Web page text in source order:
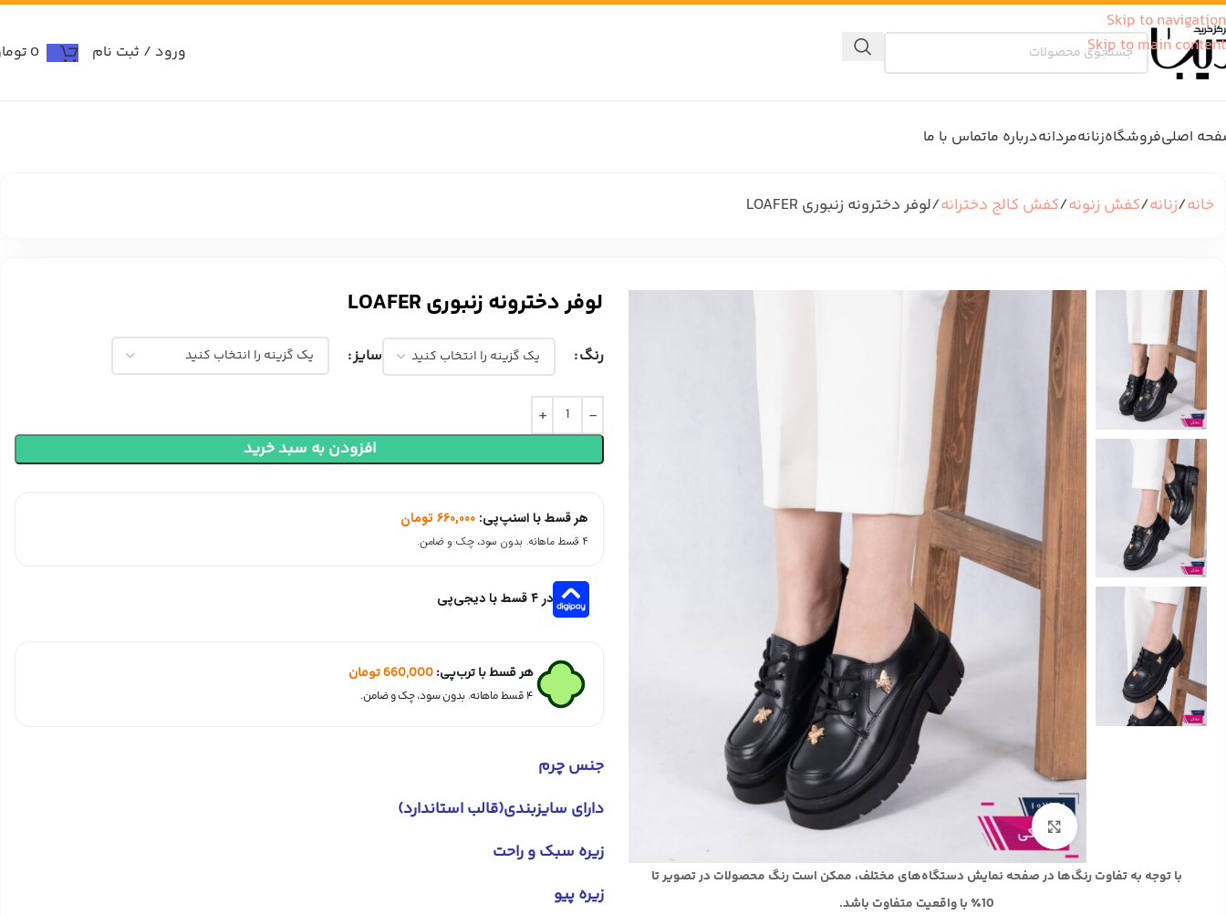
Skip to navigation
Skip to main content
ورود / ثبت نام 0
اصلیفروشگاهزنانهمردانهدرباره ماتماس با ما
خانه زنانه کفش زنونه کفش کالج دخترانه لوفر دخترونه زنبوری LOAFER
بزرگنمایی تصویر
با توجه به تفاوت رنگ‌ها در صفحه نمایش دستگاه‌های مختلف، ممکن است رنگ محصولات در تصویر تا
10٪ با واقعیت متفاوت باشد.
لوفر دخترونه زنبوری LOAFER
رنگ سایز
افزودن به سبد خرید
هر قسط با اسنپ‌پی: 660,000 تومان
۴ قسط ماهانه. بدون سود، چک و ضامن.
در ۴ قسط با دیجی‌پی
هر قسط با ترب‌پی:660,000تومان
۴ قسط ماهانه. بدون سود، چک و ضامن.
جنس چرم
دارای سایزبندی(قالب استاندارد)
زیره سبک و راحت
زیره پیو